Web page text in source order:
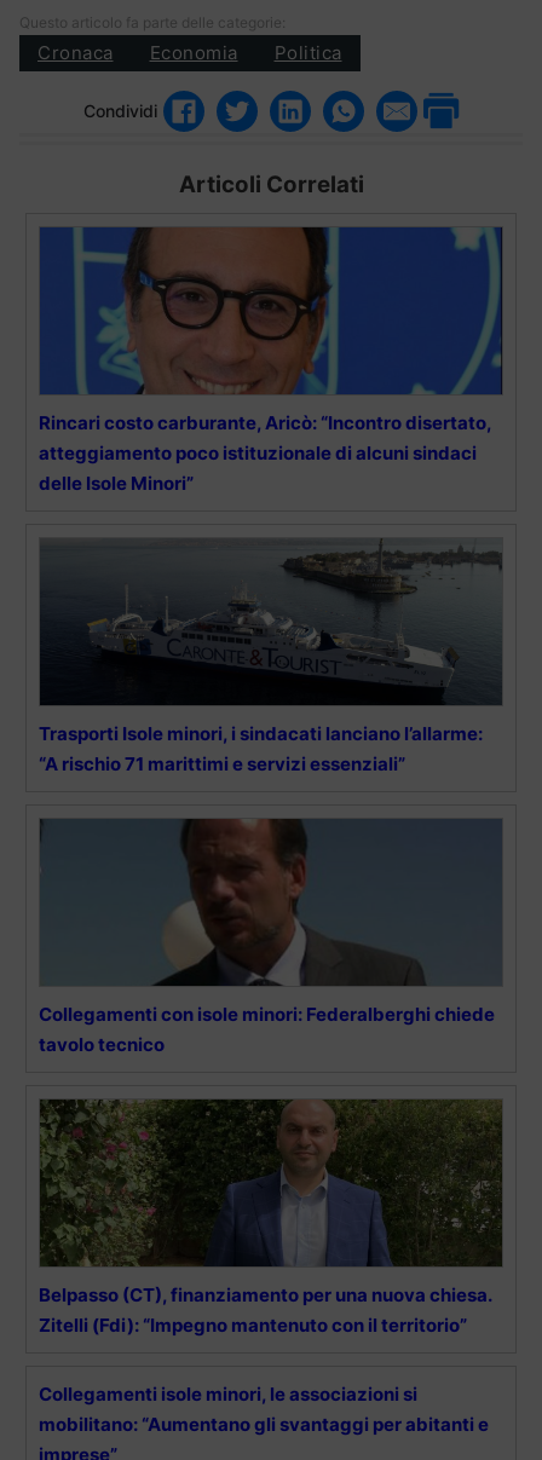
Questo articolo fa parte delle categorie:
Cronaca Economia Politica
Condividi
Articoli Correlati
Rincari costo carburante, Aricò: “Incontro disertato,
atteggiamento poco istituzionale di alcuni sindaci
delle Isole Minori”
Trasporti Isole minori, i sindacati lanciano l’allarme:
“A rischio 71 marittimi e servizi essenziali”
Collegamenti con isole minori: Federalberghi chiede
tavolo tecnico
Belpasso (CT), finanziamento per una nuova chiesa.
Zitelli (Fdi): “Impegno mantenuto con il territorio”
Collegamenti isole minori, le associazioni si
mobilitano: “Aumentano gli svantaggi per abitanti e
imprese”